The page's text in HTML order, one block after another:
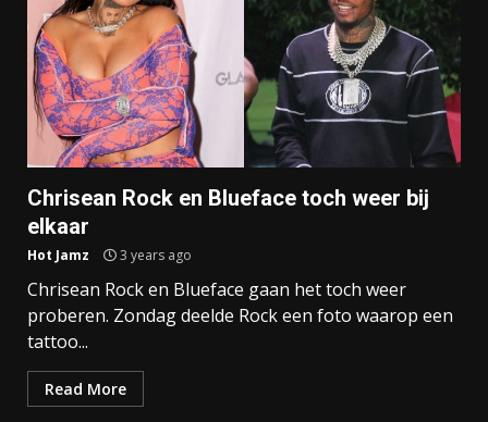
Chrisean Rock en Blueface toch weer bij
elkaar
Hot Jamz 3 years ago
Chrisean Rock en Blueface gaan het toch weer
proberen. Zondag deelde Rock een foto waarop een
tattoo...
Read More